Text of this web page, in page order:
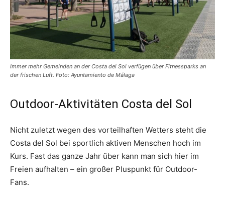
Immer mehr Gemeinden an der Costa del Sol verfügen über Fitnessparks an
der frischen Luft. Foto: Ayuntamiento de Málaga
Outdoor-Aktivitäten Costa del Sol
Nicht zuletzt wegen des vorteilhaften Wetters steht die
Costa del Sol bei sportlich aktiven Menschen hoch im
Kurs. Fast das ganze Jahr über kann man sich hier im
Freien aufhalten – ein großer Pluspunkt für Outdoor-
Fans.